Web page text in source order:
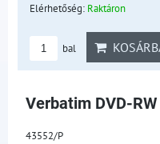
Elérhetőség: Raktáron
bal
Verbatim DVD-
43552/P